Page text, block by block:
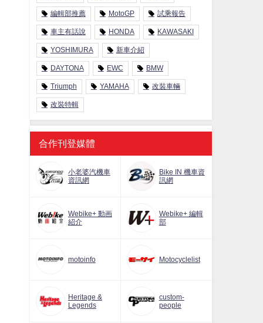
編輯部推薦 MotoGP 試乘報告
車主有話說 HONDA KAWASAKI
YOSHIMURA 新車介紹
DAYTONA EWC BMW
Triumph YAMAHA 改裝車輛
改裝特輯
合作刊登媒體
小老婆汽機車
資訊網
Bike IN 機車資
訊網
Webike+ 動画
紹介
Webike+ 編輯
部
motoinfo Motocyclelist
Heritage &
Legends
custom-
people